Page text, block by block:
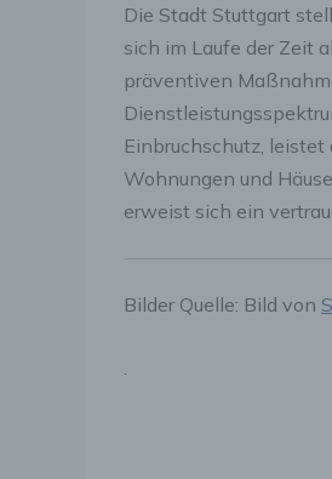
Die Stadt Stuttgart
sich im Laufe der Zeit
präventiven
Einbruchschutz, leistet
Wohnungen und
erweist sich ein
Bilder Quelle: Bild von